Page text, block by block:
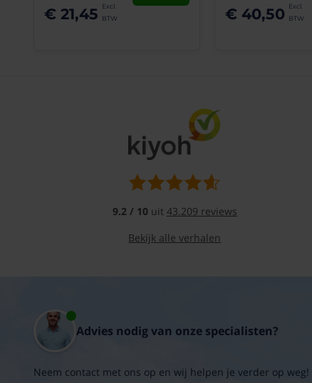
andere
allergieprikkels:
minder
allergiegevoelige
pollen
en
stofdeeltjes
Hygiënischer
binnenklimaat:
minder
huis
Minder
in
€ 21,45
€ 40,50
9.2 / 10 uit 43.209 reviews
Bekijk alle verhalen
Advies nodig van onze specialisten?
Neem contact met ons op en wij helpen je verder op weg!